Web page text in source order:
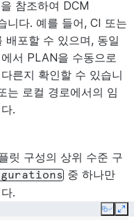
참조하여 DCM
니다. 예를 들어, CI 또는
배포할 수 있으며, 동일
서 PLAN을 수동으로
른지 확인할 수 있습니
는 로컬 경로에서의 임
.
릿 구성의 상위 수준 구
중 하나만
.
Copy